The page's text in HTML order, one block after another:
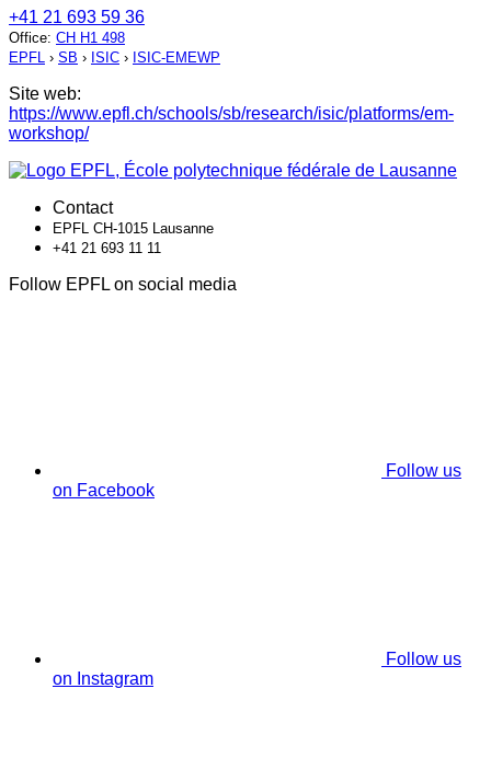
+41 21 693 59 36
Office: CH H1 498
EPFL › SB › ISIC › ISIC-EMEWP
Site web:
https://www.epfl.ch/schools/sb/research/isic/platforms/em-
workshop/
Contact
EPFL CH-1015 Lausanne
+41 21 693 11 11
Follow EPFL on social media
Follow us
on Facebook
Follow us
on Instagram